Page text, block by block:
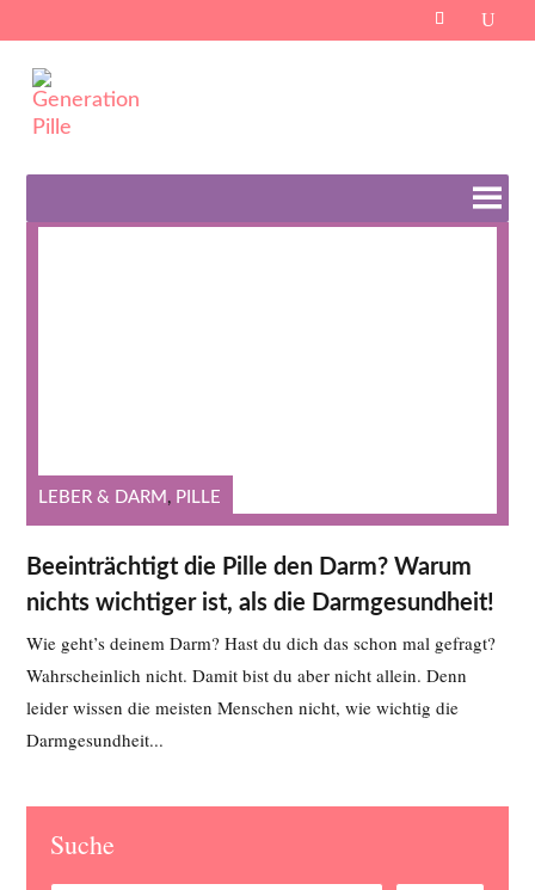
for:
Schlagwort:Dickdarm
LEBER & DARM , PILLE
Beeinträchtigt die Pille den Darm? Warum
nichts wichtiger ist, als die Darmgesundheit!
Wie geht’s deinem Darm? Hast du dich das schon mal gefragt?
Wahrscheinlich nicht. Damit bist du aber nicht allein. Denn
leider wissen die meisten Menschen nicht, wie wichtig die
Darmgesundheit...
Suche